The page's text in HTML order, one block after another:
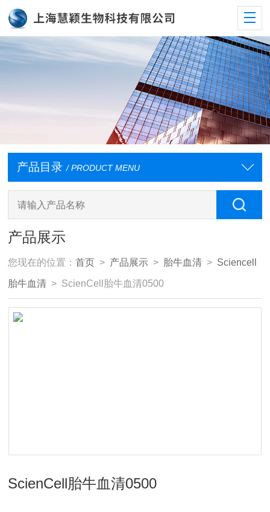
产品目录 / PRODUCT MENU
产品展示
您现在的位置：首页 > 产品展示 > 胎牛血清 > Sciencell
胎牛血清 > ScienCell胎牛血清0500
ScienCell胎牛血清0500